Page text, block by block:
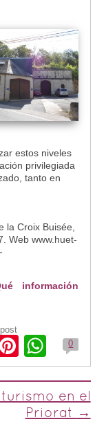
estos niveles
privilegiada
tanto en
la Croix Buisée,
Web www.huet-
información
TwitterPinterest
0
en el
Priorat
→